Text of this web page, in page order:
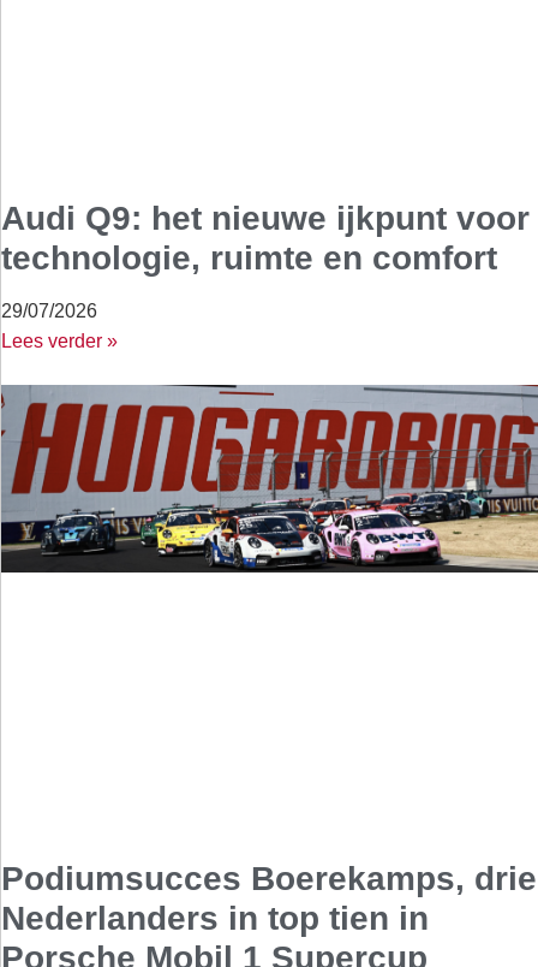
Audi Q9: het nieuwe ijkpunt voor
technologie, ruimte en comfort
29/07/2026
Lees verder »
Podiumsucces Boerekamps, drie
Nederlanders in top tien in
Porsche Mobil 1 Supercup